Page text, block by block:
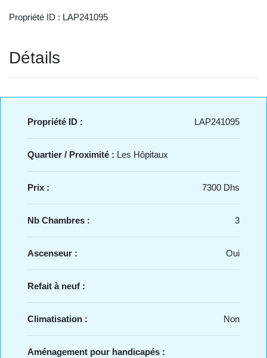
Propriété ID : LAP241095
Détails
Propriété ID : LAP241095
Quartier / Proximité : Les Hôpitaux
Prix : 7300 Dhs
Nb Chambres : 3
Ascenseur : Oui
Refait à neuf :
Climatisation : Non
Aménagement pour handicapés :